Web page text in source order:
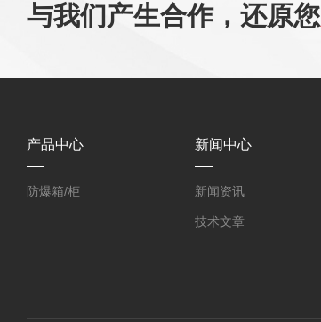
与我们产生合作，还原您
产品中心
防爆箱/柜
新闻中心
新闻资讯
技术文章